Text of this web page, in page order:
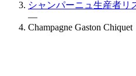
シャンパーニュ生産者リ
—
Champagne Gaston Chiquet